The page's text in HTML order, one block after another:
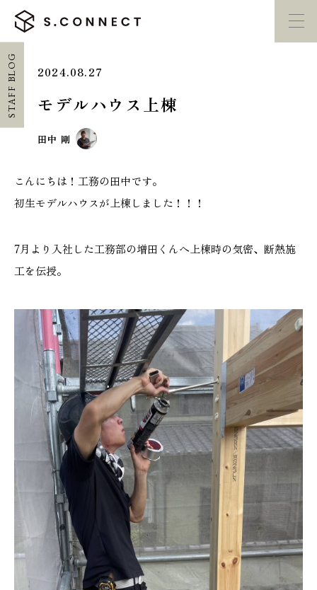
HOME
ホーム
CONCEPT
エスコネについて
CASE
施工実績
GALLERY
施工ギャラリー
STAFF BLOG
スタッフブログ
COMPANY
会社情報
ACCESS MAP
アクセスマップ
家づくり勉強会
STAFF BLOG 2024.08.27
モデルハウス上棟
田中 剛
こんにちは！工務の田中です。
初生モデルハウスが上棟しました！！！
7月より入社した工務部の増田くんへ上棟時の気密、断熱施
工を伝授。